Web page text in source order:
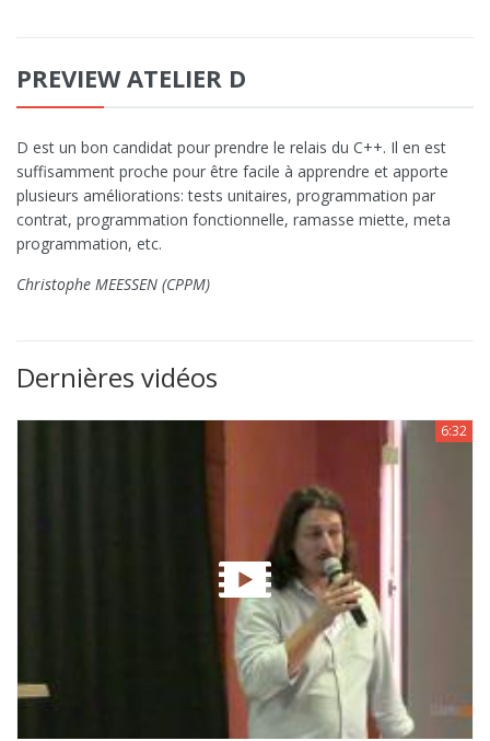
PREVIEW ATELIER D
D est un bon candidat pour prendre le relais du C++. Il en est
suffisamment proche pour être facile à apprendre et apporte
plusieurs améliorations: tests unitaires, programmation par
contrat, programmation fonctionnelle, ramasse miette, meta
programmation, etc.
Christophe MEESSEN (CPPM)
Dernières vidéos
6:32